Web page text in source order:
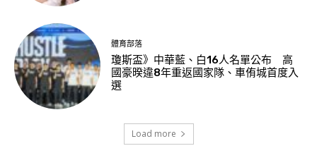
體育部落
瓊斯盃》中華藍、白16人名單公布 高
國豪暌違8年重返國家隊、車侑城首度入
選
Load more